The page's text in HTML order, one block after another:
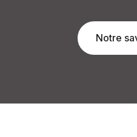
Notre